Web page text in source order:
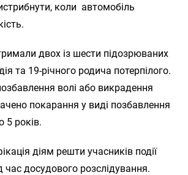
коли автомобіль
двох із шести підозрюваних
та 19-річного родича потерпілого.
волі або викрадення
покарання у виді позбавлення
5 років.
діям решти учасників події
час досудового розслідування.